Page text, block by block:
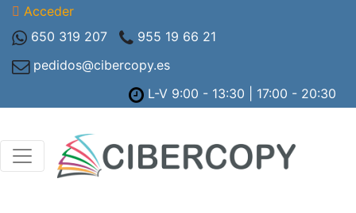
Acceder
650 319 207
955 19 66 21
pedidos@cibercopy.es
L-V 9:00 - 13:30 | 17:00 - 20:30